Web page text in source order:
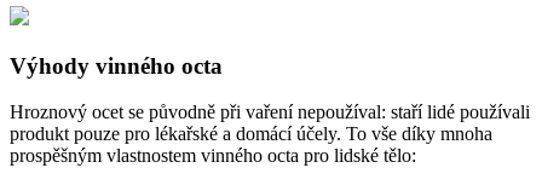
Výhody vinného octa
Hroznový ocet se původně při vaření nepoužíval: staří lidé používali
produkt pouze pro lékařské a domácí účely. To vše díky mnoha
prospěšným vlastnostem vinného octa pro lidské tělo: